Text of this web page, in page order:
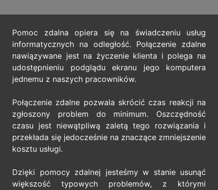
Pomoc zdalna opiera się na świadczeniu usług
informatycznych na odległość. Połączenie zdalne
nawiązywane jest na życzenie klienta i polega na
udostępnieniu podglądu ekranu jego komputera
jednemu z naszych pracowników.
Połączenie zdalne pozwala skrócić czas reakcji na
zgłoszony problem do minimum. Oszczędność
czasu jest niewątpliwą zaletą tego rozwiązania i
przekłada się jedocześnie na znaczące zmniejszenie
kosztu usługi.
Dzięki pomocy zdalnej jesteśmy w stanie usunąć
większość typowych problemów, z którymi